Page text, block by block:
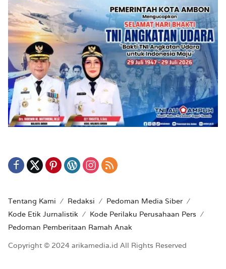
Tentang Kami Redaksi
Pedoman Media Siber
Kode Etik Jurnalistik
Kode Perilaku Perusahaan Pers
Pedoman Pemberitaan Ramah Anak
Copyright © 2024 arikamedia.id All Rights Reserved